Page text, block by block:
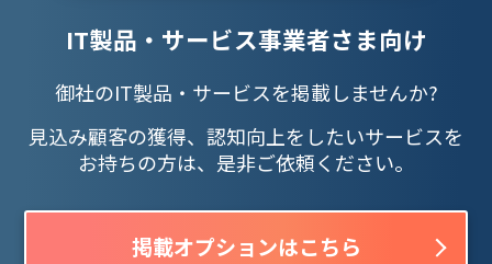
IT製品・サービス事業者さま向け
御社のIT製品・サービスを掲載しませんか?
見込み顧客の獲得、認知向上をしたいサービスを
お持ちの方は、是非ご依頼ください。
掲載オプションはこちら